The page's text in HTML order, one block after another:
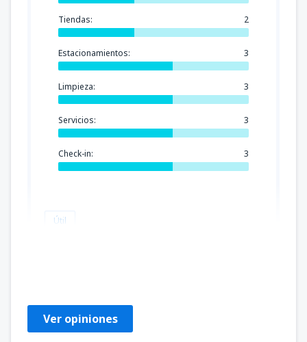
Tiendas: 2
Estacionamientos: 3
Limpieza: 3
Servicios: 3
Check-in: 3
Útil
Ver opiniones